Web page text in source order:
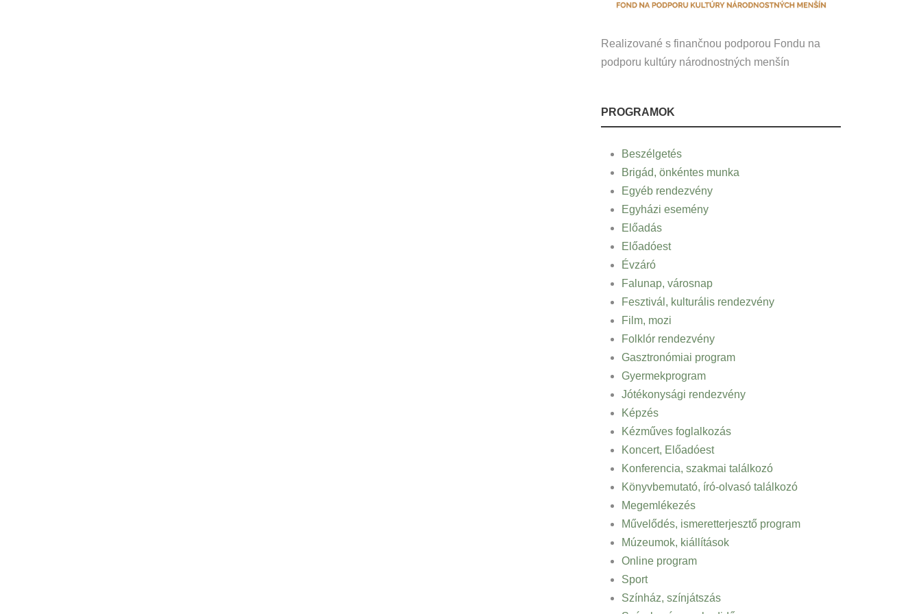
Realizované s finančnou podporou Fondu na
podporu kultúry národnostných menšín
PROGRAMOK
Beszélgetés
Brigád, önkéntes munka
Egyéb rendezvény
Egyházi esemény
Előadás
Előadóest
Évzáró
Falunap, városnap
Fesztivál, kulturális rendezvény
Film, mozi
Folklór rendezvény
Gasztronómiai program
Gyermekprogram
Jótékonysági rendezvény
Képzés
Kézműves foglalkozás
Koncert, Előadóest
Konferencia, szakmai találkozó
Könyvbemutató, író-olvasó találkozó
Megemlékezés
Művelődés, ismeretterjesztő program
Múzeumok, kiállítások
Online program
Sport
Színház, színjátszás